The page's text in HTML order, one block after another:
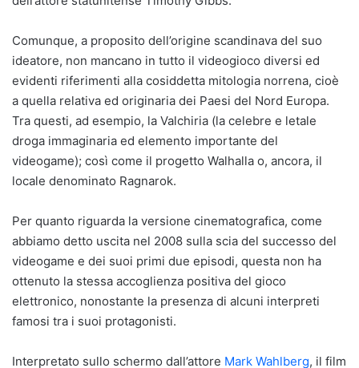
Comunque, a proposito dell’origine scandinava del suo
ideatore, non mancano in tutto il videogioco diversi ed
evidenti riferimenti alla cosiddetta mitologia norrena, cioè
a quella relativa ed originaria dei Paesi del Nord Europa.
Tra questi, ad esempio, la Valchiria (la celebre e letale
droga immaginaria ed elemento importante del
videogame); così come il progetto Walhalla o, ancora, il
locale denominato Ragnarok.
Per quanto riguarda la versione cinematografica, come
abbiamo detto uscita nel 2008 sulla scia del successo del
videogame e dei suoi primi due episodi, questa non ha
ottenuto la stessa accoglienza positiva del gioco
elettronico, nonostante la presenza di alcuni interpreti
famosi tra i suoi protagonisti.
Interpretato sullo schermo dall’attore Mark Wahlberg, il film